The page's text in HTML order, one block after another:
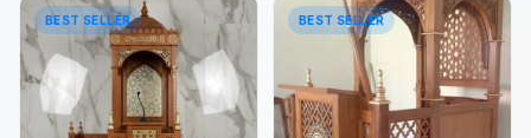
BEST SELLER BEST SELLER